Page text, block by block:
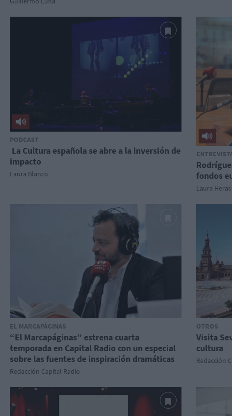
PODCAST
La Cultura española se abre a la inversión de
impacto
Laura Blanco
fondos
Laura Heras
EL MARCAPÁGINAS
“El Marcapáginas” estrena cuarta
temporada en Capital Radio con un especial
sobre las fuentes de inspiración dramáticas
Redacción Capital Radio
OTROS
Visita
cultura
Redacción